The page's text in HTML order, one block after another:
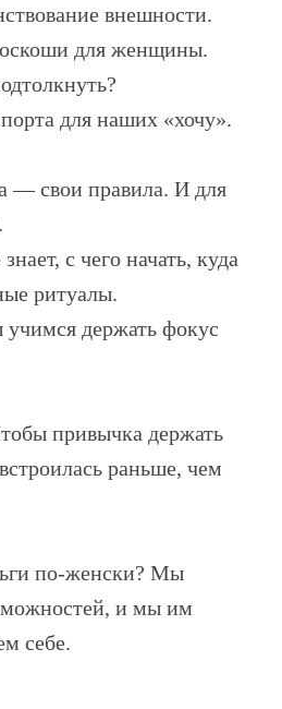
внешности.
для женщины.
для наших «хочу».
— свои правила. И для
с чего начать, куда
ритуалы.
держать фокус
привычка держать
раньше, чем
по-женски? Мы
и мы им
себе.